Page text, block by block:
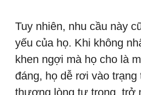
Tuy nhiên, nhu cầu này
yếu của họ. Khi không
khen ngợi mà họ cho là
đáng, họ dễ rơi vào trạng
thương lòng tự trọng, trở